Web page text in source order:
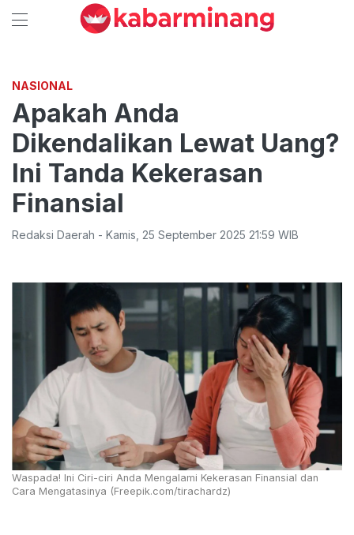
NASIONAL
Apakah Anda
Dikendalikan Lewat Uang?
Ini Tanda Kekerasan
Finansial
Redaksi Daerah - Kamis 25 September 2025 21:59 WIB
Waspada! Ini Ciri-ciri Anda Mengalami Kekerasan Finansial dan
Cara Mengatasinya (Freepik.com/tirachardz)